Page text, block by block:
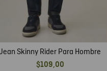
Skinny Rider Para Hombre
$109,00